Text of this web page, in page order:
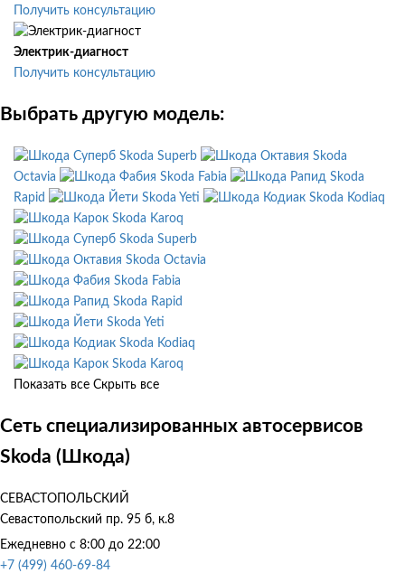
Получить консультацию
Электрик-диагност
Получить консультацию
Выбрать другую модель:
Skoda Superb
Skoda
Octavia
Skoda Fabia
Skoda
Rapid
Skoda Yeti
Skoda Kodiaq
Skoda Karoq
Skoda Superb
Skoda Octavia
Skoda Fabia
Skoda Rapid
Skoda Yeti
Skoda Kodiaq
Skoda Karoq
Показать все Скрыть все
Сеть специализированных автосервисов
Skoda (Шкода)
СЕВАСТОПОЛЬСКИЙ
Севастопольский пр. 95 б, к.8
Ежедневно с 8:00 до 22:00
+7 (499) 460-69-84